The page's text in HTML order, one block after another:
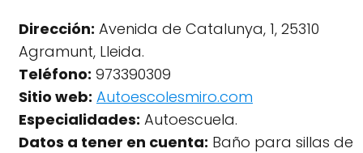
Dirección: Avenida de Catalunya, 1, 25310
Agramunt, Lleida.
Teléfono: 973390309
Sitio web: Autoescolesmiro.com
Especialidades: Autoescuela.
Datos a tener en cuenta: Baño para sillas de